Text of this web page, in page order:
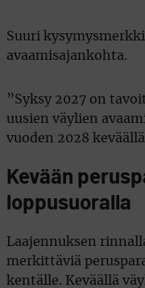
Suuri
avaamisajankohta.
”Syksy 2027 on
uusien väylien
vuoden 2028
Kevään
loppusuoralla
Laajennuksen
merkittäviä
kentälle. Keväällä